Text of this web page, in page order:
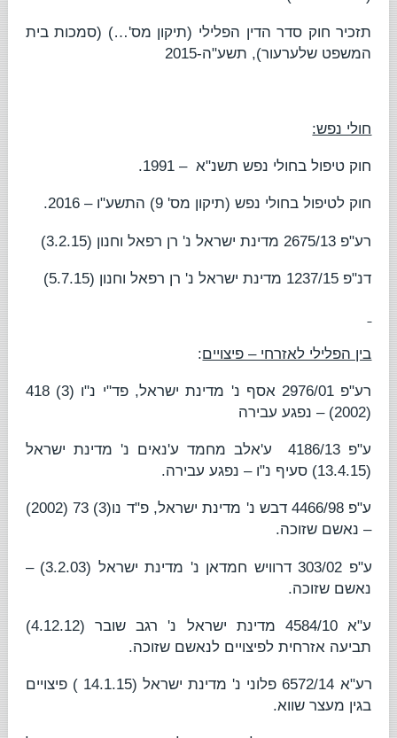
תזכיר חוק סדר הדין הפלילי (תיקון מס'…) (סמכות בית
המשפט שלערעור), תשע"ה-2015
חולי נפש:
חוק טיפול בחולי נפש תשנ"א – 1991.
חוק לטיפול בחולי נפש (תיקון מס' 9) התשע"ו – 2016.
רע"פ 2675/13 מדינת ישראל נ' רן רפאל וחנון (3.2.15)
דנ"פ 1237/15 מדינת ישראל נ' רן רפאל וחנון (5.7.15)
בין הפלילי לאזרחי – פיצויים:
רע"פ 2976/01 אסף נ' מדינת ישראל
, פד"י נ"ו (3) 418
(2002) – נפגע עבירה
ע"פ 4186/13
ע'אלב מחמד ע'נאים נ' מדינת ישראל
(13.4.15) סעיף נ"ו – נפגע עבירה.
ע"פ 4466/98 דבש נ' מדינת ישראל
, פ"ד נו(3) 73 (2002)
– נאשם שזוכה.
ע"פ 303/02 דרוויש חמדאן נ' מדינת ישראל
(3.2.03) –
נאשם שזוכה.
ע"א 4584/10 מדינת ישראל נ' רגב שובר
(4.12.12)
תביעה אזרחית לפיצויים לנאשם שזוכה.
רע"א 6572/14 פלוני נ' מדינת ישראל
(14.1.15 ) פיצויים
בגין מעצר שווא.